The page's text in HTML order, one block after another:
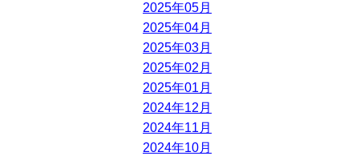
2025年05月
2025年04月
2025年03月
2025年02月
2025年01月
2024年12月
2024年11月
2024年10月